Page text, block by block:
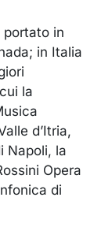
in
in Italia
la
d’Itria,
Napoli, la
Opera
di